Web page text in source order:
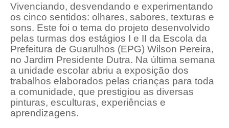
Vivenciando, desvendando e experimentando
os cinco sentidos: olhares, sabores, texturas e
sons. Este foi o tema do projeto desenvolvido
pelas turmas dos estágios I e II da Escola da
Prefeitura de Guarulhos (EPG) Wilson Pereira,
no Jardim Presidente Dutra. Na última semana
a unidade escolar abriu a exposição dos
trabalhos elaborados pelas crianças para toda
a comunidade, que prestigiou as diversas
pinturas, esculturas, experiências e
aprendizagens.